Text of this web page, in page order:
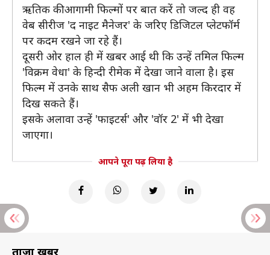
ऋतिक की आगामी फिल्मों पर बात करें तो जल्द ही वह
वेब सीरीज 'द नाइट मैनेजर' के जरिए डिजिटल प्लेटफॉर्म
पर कदम रखने जा रहे हैं।
दूसरी ओर हाल ही में खबर आई थी कि उन्हें तमिल फिल्म
'विक्रम वेधा' के हिन्दी रीमेक में देखा जाने वाला है। इस
फिल्म में उनके साथ सैफ अली खान भी अहम किरदार में
दिख सकते हैं।
इसके अलावा उन्हें 'फाइटर्स' और 'वॉर 2' में भी देखा
जाएगा।
आपने पूरा पढ़ लिया है
ताज़ा खबरें